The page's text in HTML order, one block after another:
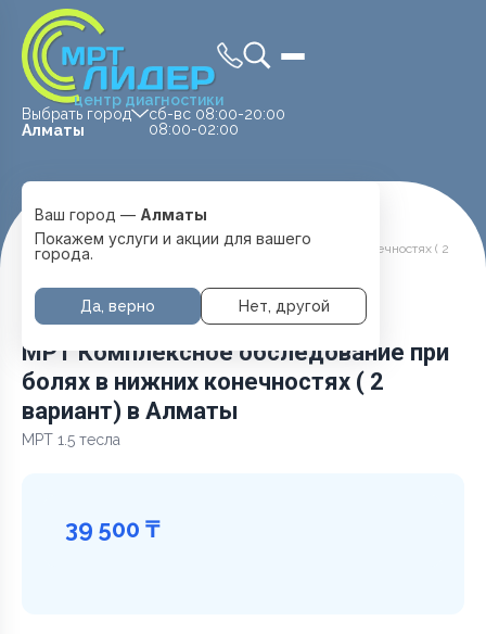
центр диагностики
Выбрать город
Алматы
сб-вс 08:00-20:00
08:00-02:00
Ваш город — Алматы
Покажем услуги и акции для вашего
города.
Да, верно Нет, другой
Главная Услуги и цены МРТ Головы
МРТ Комплексное обследование при болях в нижних конечностях ( 2
вариант)
МРТ Комплексное обследование при
болях в нижних конечностях ( 2
вариант) в Алматы
МРТ 1.5 тесла
39 500 ₸